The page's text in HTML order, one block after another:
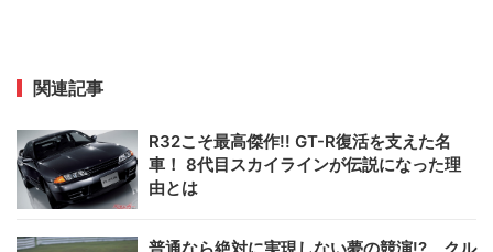
関連記事
R32こそ最高傑作!! GT-R復活を支えた名
車！ 8代目スカイラインが伝説になった理
由とは